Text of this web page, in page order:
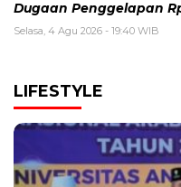
Dugaan Penggelapan
Selasa, 4 Agu 2026 - 19:40 WIB
LIFESTYLE